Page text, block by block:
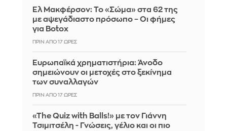
Ελ Μακφέρσον: Το «Σώμα» στα 62 της
με αψεγάδιαστο πρόσωπο – Οι φήμες
για Botox
ΠΡΙΝ ΑΠΌ 17 ΏΡΕΣ
Ευρωπαϊκά χρηματιστήρια: Άνοδο
σημειώνουν οι μετοχές στο ξεκίνημα
των συναλλαγών
ΠΡΙΝ ΑΠΌ 17 ΏΡΕΣ
«The Quiz with Balls!» με τον Γιάννη
Τσιμιτσέλη - Γνώσεις, γέλιο και οι πιο